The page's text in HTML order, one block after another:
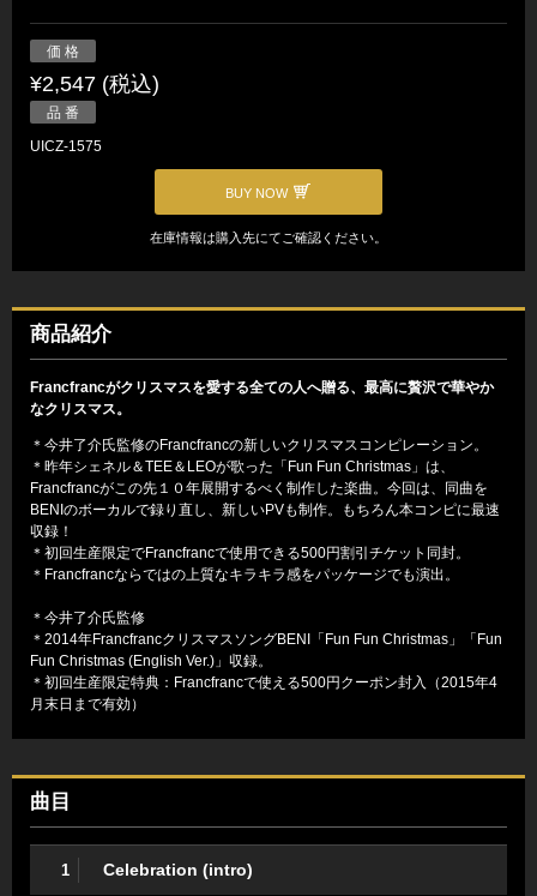
価 格
¥2,547 (税込)
品 番
UICZ-1575
BUY NOW
在庫情報は購入先にてご確認ください。
商品紹介
Francfrancがクリスマスを愛する全ての人へ贈る、最高に贅沢で華やか
なクリスマス。
＊今井了介氏監修のFrancfrancの新しいクリスマスコンピレーション。
＊昨年シェネル＆TEE＆LEOが歌った「Fun Fun Christmas」は、
Francfrancがこの先１０年展開するべく制作した楽曲。今回は、同曲を
BENIのボーカルで録り直し、新しいPVも制作。もちろん本コンピに最速
収録！
＊初回生産限定でFrancfrancで使用できる500円割引チケット同封。
＊Francfrancならではの上質なキラキラ感をパッケージでも演出。
＊今井了介氏監修
＊2014年FrancfrancクリスマスソングBENI「Fun Fun Christmas」「Fun
Fun Christmas (English Ver.)」収録。
＊初回生産限定特典：Francfrancで使える500円クーポン封入（2015年4
月末日まで有効）
曲目
1 Celebration (intro)